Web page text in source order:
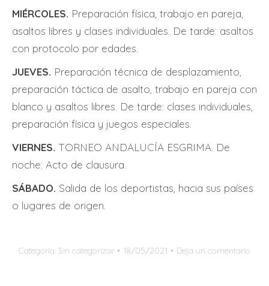
MIÉRCOLES. Preparación física, trabajo en pareja,
asaltos libres y clases individuales. De tarde: asaltos
con protocolo por edades.
JUEVES. Preparación técnica de desplazamiento,
preparación táctica de asalto, trabajo en pareja con
blanco y asaltos libres. De tarde: clases individuales,
preparación física y juegos especiales.
VIERNES. TORNEO ANDALUCÍA ESGRIMA. De
noche: Acto de clausura.
SÁBADO. Salida de los deportistas, hacia sus países
o lugares de origen.
Categoría: Sin categorizar 18/05/2021 Deja un comentario